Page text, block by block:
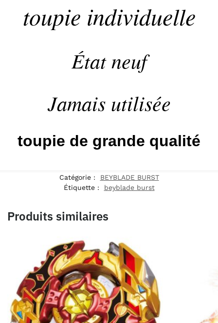
toupie individuelle
État neuf
Jamais utilisée
toupie de grande qualité
Catégorie :
BEYBLADE BURST
Étiquette :
beyblade burst
Produits similaires